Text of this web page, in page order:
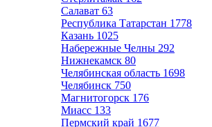
Салават 63
Республика Татарстан 1778
Казань 1025
Набережные Челны 292
Нижнекамск 80
Челябинская область 1698
Челябинск 750
Магнитогорск 176
Миасс 133
Пермский край 1677